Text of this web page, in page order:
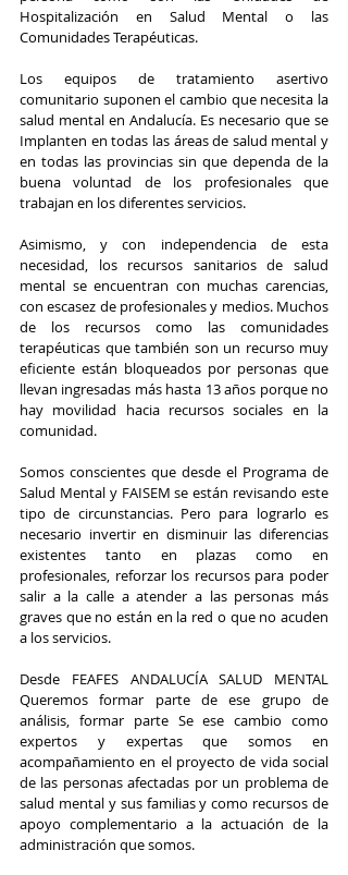
Hospitalización en Salud Mental o las
Comunidades Terapéuticas.
Los equipos de tratamiento asertivo
comunitario suponen el cambio que necesita la
salud mental en Andalucía. Es necesario que se
Implanten en todas las áreas de salud mental y
en todas las provincias sin que dependa de la
buena voluntad de los profesionales que
trabajan en los diferentes servicios.
Asimismo, y con independencia de esta
necesidad, los recursos sanitarios de salud
mental se encuentran con muchas carencias,
con escasez de profesionales y medios. Muchos
de los recursos como las comunidades
terapéuticas que también son un recurso muy
eficiente están bloqueados por personas que
llevan ingresadas más hasta 13 años porque no
hay movilidad hacia recursos sociales en la
comunidad.
Somos conscientes que desde el Programa de
Salud Mental y FAISEM se están revisando este
tipo de circunstancias. Pero para lograrlo es
necesario invertir en disminuir las diferencias
existentes tanto en plazas como en
profesionales, reforzar los recursos para poder
salir a la calle a atender a las personas más
graves que no están en la red o que no acuden
a los servicios.
Desde FEAFES ANDALUCÍA SALUD MENTAL
Queremos formar parte de ese grupo de
análisis, formar parte Se ese cambio como
expertos y expertas que somos en
acompañamiento en el proyecto de vida social
de las personas afectadas por un problema de
salud mental y sus familias y como recursos de
apoyo complementario a la actuación de la
administración que somos.